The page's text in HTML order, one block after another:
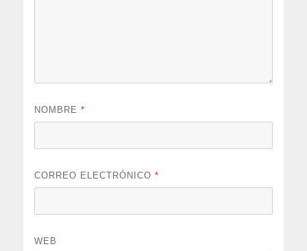
NOMBRE*
CORREO ELECTRÓNICO*
WEB